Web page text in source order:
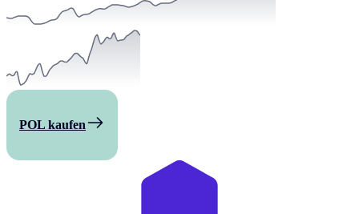
POL kaufen